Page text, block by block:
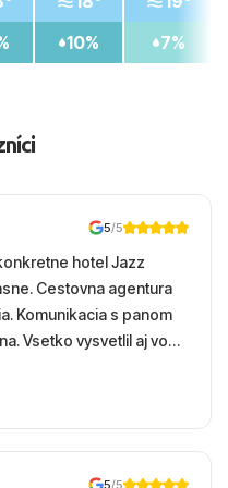
10%
7%
5/5
hotel Jazz
Cestovna agentura
Komunikacia s panom
Vsetko vysvetlil aj vo
Hotel
prostredie, more,